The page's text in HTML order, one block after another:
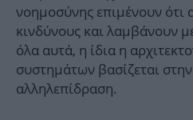
νοημοσύνης επιμένουν ότι
κινδύνους και λαμβάνουν
όλα αυτά, η ίδια η
συστημάτων βασίζεται
αλληλεπίδραση.